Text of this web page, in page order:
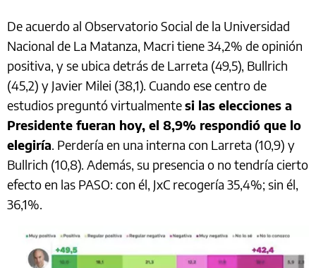
De acuerdo al Observatorio Social de la Universidad
Nacional de La Matanza, Macri tiene 34,2% de opinión
positiva, y se ubica detrás de Larreta (49,5), Bullrich
(45,2) y Javier Milei (38,1). Cuando ese centro de
estudios preguntó virtualmentesi las elecciones a
Presidente fueran hoy, el 8,9% respondió que lo
elegiría . Perdería en una interna con Larreta (10,9) y
Bullrich (10,8). Además, su presencia o no tendría cierto
efecto en las PASO: con él, JxC recogería 35,4%; sin él,
36,1%.